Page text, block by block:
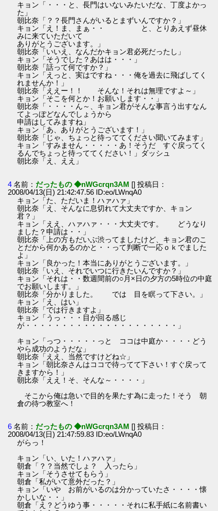
キョン「・・・と、長門はいないみたいだな、丁度よかっ
た」
朝比奈「？？長門さんがいるとまずいんですか？」
キョン「え！ま、まぁ・・ と、とりあえず昼休
みに来ていただいて
ありがとうございます。」
朝比奈「いいえ、なんだかキョン君必死だったし」
キョン「そうでした？あはは・・・」
朝比奈「話って何ですか？」
キョン「えっと、実はですね・・・俺を過去に飛ばしてく
れませんか！」
朝比奈「ええー！！ そんな！それは無理ですよ～」
キョン「そこを何とか！お願いします・・」
朝比奈「・・・・ん～、キョン君がそんな事言う出すなん
てよっぽどなんでしょうから
申請はしてみますね」
キョン「あ、ありがとうございます！」
朝比奈「じゃ、ちょっと待っててください聞いてみます」
キョン「すみません・・・・・あ！そうだ すぐ戻ってく
るんでちょっと待っててください！」ダッシュ
朝比奈「え、ええ」
4 名前： だったもの ◆nWGcrqn3AM [] 投稿日：
2008/04/13(日) 21:42:47.56 ID:eo/LWnqA0
キョン「た、ただいま！ハァハァ」
朝比奈「え、そんなに息切れて大丈夫ですか、キョン
君？」
キョン「ええ、ハァハァ・・・大丈夫です。 どうなり
ました？申請は・・」
朝比奈「上の方もだいぶ渋ってましたけど、キョン君のこ
とだから何かあるのかと・・って判断で一応ｏｋでました
よ」
キョン「良かった！本当にありがとうございます。」
朝比奈「いえ、それでいつに行きたいんですか？」
キョン「それは・・数週間前の○月×日の夕方の5時位の中庭
でお願いします。」
朝比奈「分かりました。 では 目を瞑って下さい。」
キョン「え、はい」
朝比奈「では行きますよ」
キョン「うっ・・・目が回る感じ
が・・・・・・・・・・・・・・・・・・・・・」
キョン「っつ・・・・・っと ココは中庭か・・・・どう
やら成功のようだな」
朝比奈「ええ、当然ですけどね☆」
キョン「朝比奈さんはココで待ってて下さい！すぐ戻って
きますから！」
朝比奈「ええ！そ、そんな～・・・・」
そこから俺は急いで目的を果たす為に走った！そう 朝
倉の待つ教室へ！
6 名前： だったもの ◆nWGcrqn3AM [] 投稿日：
2008/04/13(日) 21:47:59.83 ID:eo/LWnqA0
がらっ！
キョン「い、いた！ハァハァ」
朝倉「？？当然でしょ？ 入ったら」
キョン「そうさせてもらう」
朝倉「私がいて意外だった？」
キョン「いや お前がいるのは分かっていたさ・・・・懐
かしいな・・」
朝倉「え？どうゆう事・・・・・それに私手紙に名前書い